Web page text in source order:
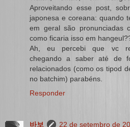
Aproveitando esse post,
japonesa e coreana: quando
em geral são pronunciadas
como ficaria isso em
Ah, eu percebi que vc
chegando a saber até de
relacionados (como os tipod
no batchim) parabéns.
Responder
바보 22 de setembro de